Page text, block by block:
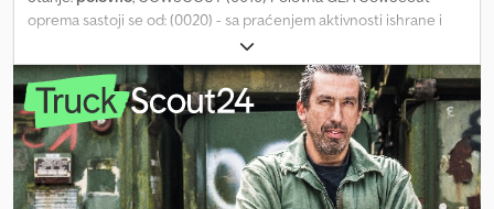
oprema sastoji se od: (0020) - sa praćenjem aktivnosti ishrane i
preživanja (0030) - sa 40 Rescounter uređaja (0040) - sa 1
stanicom za ishranu Cjdpfxjyiv N Se Ahtjrf (0050) - sa GEA DP C21
sistemom za upravljanje stadom